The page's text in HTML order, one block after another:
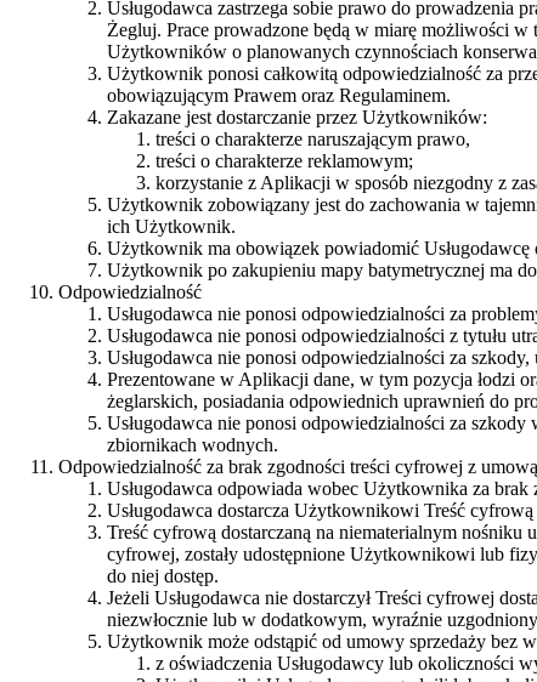
Usługodawca zastrzega sobie prawo do prowadzenia
Żegluj. Prace prowadzone będą w miarę możliwości
Użytkowników o planowanych czynnościach
Użytkownik ponosi całkowitą odpowiedzialność za
obowiązującym Prawem oraz Regulaminem.
Zakazane jest dostarczanie przez Użytkowników:
treści o charakterze naruszającym prawo,
treści o charakterze reklamowym;
korzystanie z Aplikacji w sposób niezgodny z
Użytkownik zobowiązany jest do zachowania w
ich Użytkownik.
Użytkownik ma obowiązek powiadomić
Użytkownik po zakupieniu mapy batymetrycznej ma
Odpowiedzialność
Usługodawca nie ponosi odpowiedzialności za
Usługodawca nie ponosi odpowiedzialności z tytułu
Usługodawca nie ponosi odpowiedzialności za
Prezentowane w Aplikacji dane, w tym pozycja łodzi
żeglarskich, posiadania odpowiednich uprawnień do
Usługodawca nie ponosi odpowiedzialności za
zbiornikach wodnych.
Odpowiedzialność za brak zgodności treści cyfrowej z umową
Usługodawca odpowiada wobec Użytkownika za
Usługodawca dostarcza Użytkownikowi Treść
Treść cyfrową dostarczaną na niematerialnym
cyfrowej, zostały udostępnione Użytkownikowi lub
do niej dostęp.
Jeżeli Usługodawca nie dostarczył Treści cyfrowej
niezwłocznie lub w dodatkowym, wyraźnie
Użytkownik może odstąpić od umowy sprzedaży bez
z oświadczenia Usługodawcy lub okoliczności